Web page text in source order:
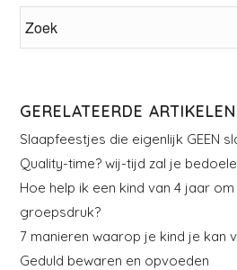
GERELATEERDE ARTIKELEN
Slaapfeestjes die eigenlijk GEEN
Quality-time? wij-tijd zal je
Hoe help ik een kind van 4 jaar
groepsdruk?
7 manieren waarop je kind je kan
Geduld bewaren en opvoeden